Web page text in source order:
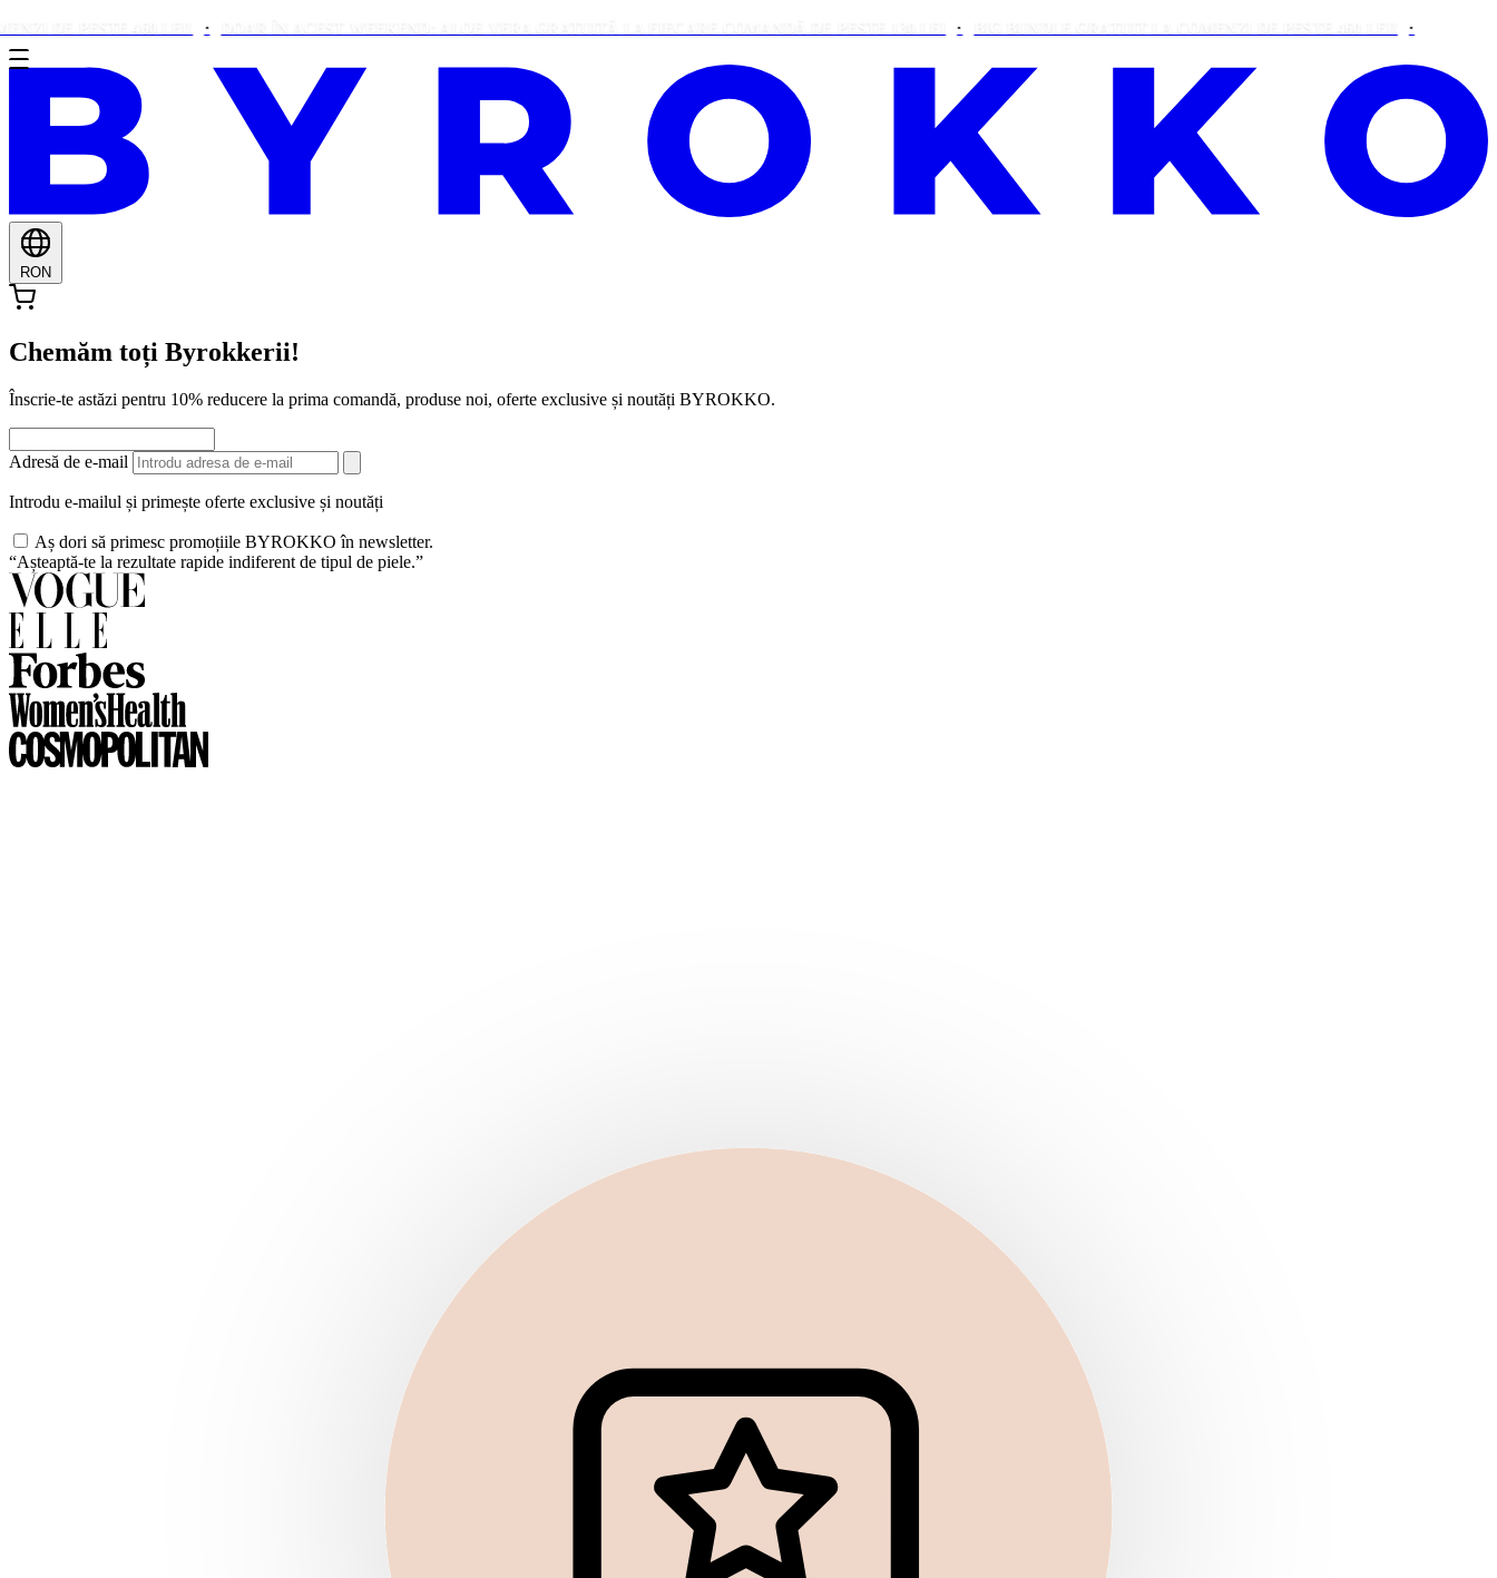
DOAR ÎN ACEST WEEKEND: ALOE VERA GRATUITĂ LA FIECARE COMANDĂ DE PESTE 130 LEI BIG BUNDLE GRATUIT LA COMENZI DE PESTE 460 LEI!
RON
Chemăm toți Byrokkerii!
Înscrie-te astăzi pentru 10% reducere la prima comandă, produse noi, oferte exclusive și noutăți BYROKKO.
Adresă de e-mail
Introdu e-mailul și primește oferte exclusive și noutăți
Aș dori să primesc promoțiile BYROKKO în newsletter.
“Așteaptă-te la rezultate rapide indiferent de tipul de piele.”